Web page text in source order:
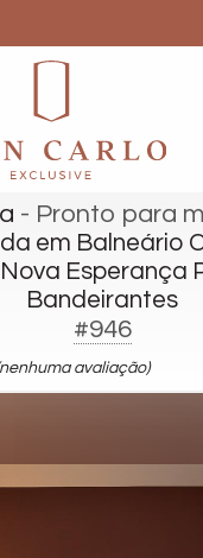
- Pronto para
em Balneário
Esperança
Bandeirantes
#946
avaliação)